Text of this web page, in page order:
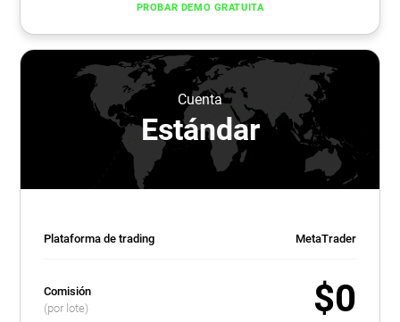
PROBAR DEMO GRATUITA
Cuenta
Estándar
Plataforma de trading MetaTrader
Comisión
(por lote)
$0